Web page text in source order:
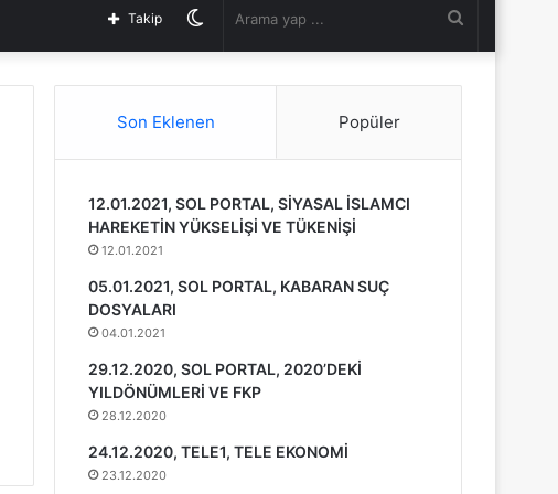
görünümü
Takip
Son Eklenen Popüler
12.01.2021, SOL PORTAL, SİYASAL İSLAMCI
HAREKETİN YÜKSELİŞİ VE TÜKENİŞİ
12.01.2021
05.01.2021, SOL PORTAL, KABARAN SUÇ
DOSYALARI
04.01.2021
29.12.2020, SOL PORTAL, 2020’DEKİ
YILDÖNÜMLERİ VE FKP
28.12.2020
24.12.2020, TELE1, TELE EKONOMİ
23.12.2020